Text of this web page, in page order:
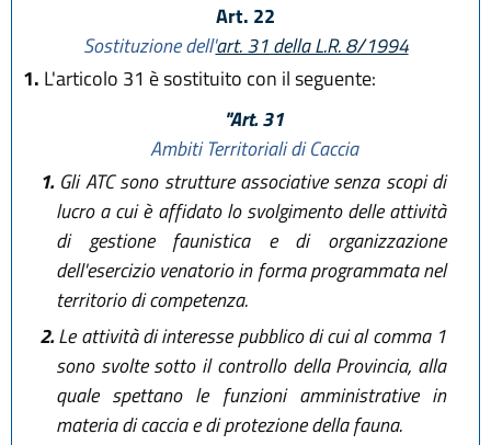
Art. 22
Sostituzione dell'art. 31 della L.R. 8/1994
1. L'articolo 31 è sostituito con il seguente:
"Art. 31
Ambiti Territoriali di Caccia
1.Gli ATC sono strutture associative senza scopi di
lucro a cui è affidato lo svolgimento delle attività
di gestione faunistica e di organizzazione
dell'esercizio venatorio in forma programmata nel
territorio di competenza.
2.Le attività di interesse pubblico di cui al comma 1
sono svolte sotto il controllo della Provincia, alla
quale spettano le funzioni amministrative in
materia di caccia e di protezione della fauna.